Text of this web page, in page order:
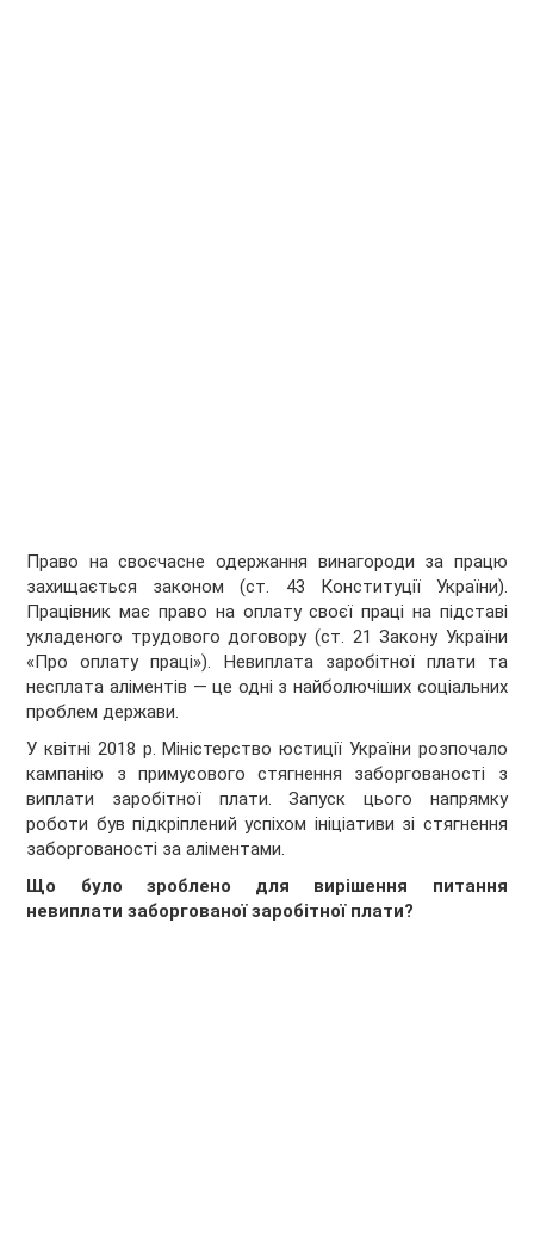
Право на своєчасне одержання винагороди за працю
захищається законом (ст. 43 Конституції України).
Працівник має право на оплату своєї праці на підставі
укладеного трудового договору (ст. 21 Закону України
«Про оплату праці»). Невиплата заробітної плати та
несплата аліментів — це одні з найболючіших соціальних
проблем держави.
У квітні 2018 р. Міністерство юстиції України розпочало
кампанію з примусового стягнення заборгованості з
виплати заробітної плати. Запуск цього напрямку
роботи був підкріплений успіхом ініціативи зі стягнення
заборгованості за аліментами.
Що було зроблено для вирішення питання
невиплати заборгованої заробітної плати?